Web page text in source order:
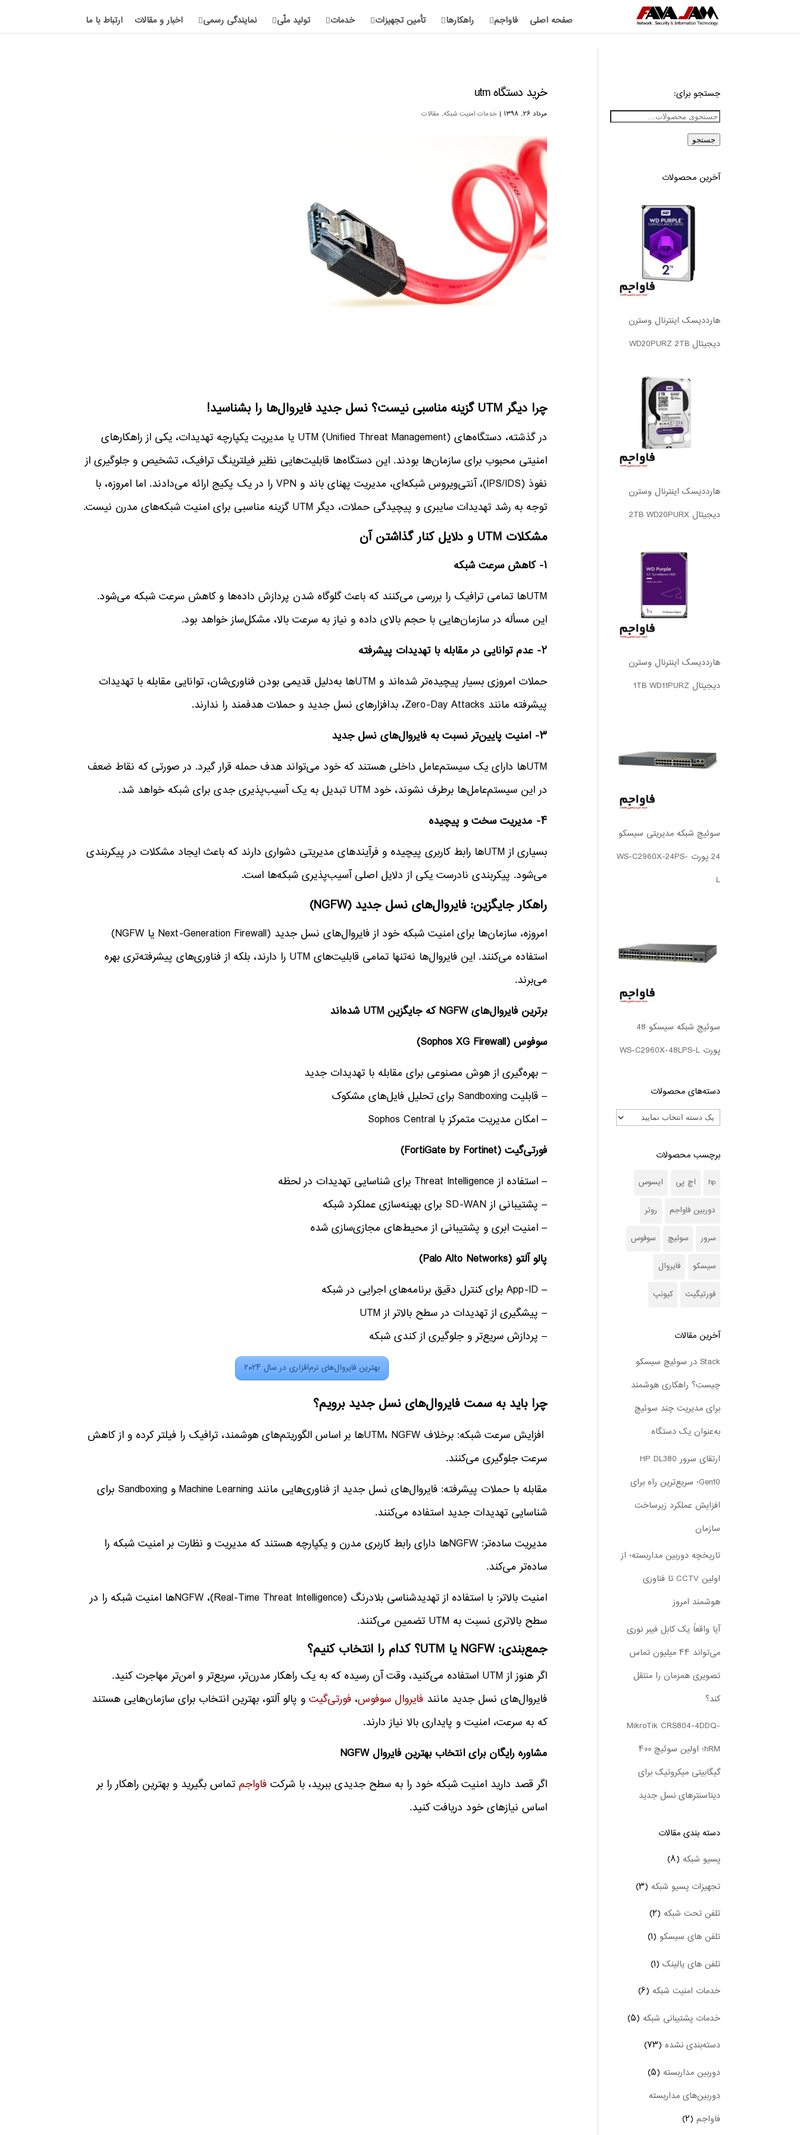
صفحه اصلی فاواجم راهکارها تأمین تجهیزات خدمات تولید ملّی نمایندگی رسمی اخبار و مقالات ارتباط با ما
خرید دستگاه utm
مرداد ۲۶, ۱۳۹۸ | خدمات امنیت شبکه, مقالات
چرا دیگر UTM گزینه مناسبی نیست؟ نسل جدید فایروال‌ها را بشناسید!
در گذشته، دستگاه‌های UTM (Unified Threat Management) یا مدیریت یکپارچه تهدیدات، یکی از راهکارهای
امنیتی محبوب برای سازمان‌ها بودند. این دستگاه‌ها قابلیت‌هایی نظیر فیلترینگ ترافیک، تشخیص و جلوگیری از
نفوذ (IPS/IDS)، آنتی‌ویروس شبکه‌ای، مدیریت پهنای باند و VPN را در یک پکیج ارائه می‌دادند. اما امروزه، با
توجه به رشد تهدیدات سایبری و پیچیدگی حملات، دیگر UTM گزینه مناسبی برای امنیت شبکه‌های مدرن نیست.
مشکلات UTM و دلایل کنار گذاشتن آن
۱- کاهش سرعت شبکه
UTM‌ها تمامی ترافیک را بررسی می‌کنند که باعث گلوگاه شدن پردازش داده‌ها و کاهش سرعت شبکه می‌شود.
این مسأله در سازمان‌هایی با حجم بالای داده و نیاز به سرعت بالا، مشکل‌ساز خواهد بود.
۲- عدم توانایی در مقابله با تهدیدات پیشرفته
حملات امروزی بسیار پیچیده‌تر شده‌اند و UTM‌ها به‌دلیل قدیمی بودن فناوری‌شان، توانایی مقابله با تهدیدات
پیشرفته مانند Zero-Day Attacks، بدافزارهای نسل جدید و حملات هدفمند را ندارند.
۳- امنیت پایین‌تر نسبت به فایروال‌های نسل جدید
UTMها دارای یک سیستم‌عامل داخلی هستند که خود می‌تواند هدف حمله قرار گیرد. در صورتی که نقاط ضعف
در این سیستم‌عامل‌ها برطرف نشوند، خود UTM تبدیل به یک آسیب‌پذیری جدی برای شبکه خواهد شد.
۴- مدیریت سخت و پیچیده
بسیاری از UTMها رابط کاربری پیچیده و فرآیندهای مدیریتی دشواری دارند که باعث ایجاد مشکلات در پیکربندی
می‌شود. پیکربندی نادرست یکی از دلایل اصلی آسیب‌پذیری شبکه‌ها است.
راهکار جایگزین: فایروال‌های نسل جدید (NGFW)
امروزه، سازمان‌ها برای امنیت شبکه خود از فایروال‌های نسل جدید (Next-Generation Firewall یا NGFW)
استفاده می‌کنند. این فایروال‌ها نه‌تنها تمامی قابلیت‌های UTM را دارند، بلکه از فناوری‌های پیشرفته‌تری بهره
می‌برند.
برترین فایروال‌های NGFW که جایگزین UTM شده‌اند
سوفوس (Sophos XG Firewall)
– بهره‌گیری از هوش مصنوعی برای مقابله با تهدیدات جدید
– قابلیت Sandboxing برای تحلیل فایل‌های مشکوک
– امکان مدیریت متمرکز با Sophos Central
فورتی‌گیت (FortiGate by Fortinet)
– استفاده از Threat Intelligence برای شناسایی تهدیدات در لحظه
– پشتیبانی از SD-WAN برای بهینه‌سازی عملکرد شبکه
– امنیت ابری و پشتیبانی از محیط‌های مجازی‌سازی شده
پالو آلتو (Palo Alto Networks)
– App-ID برای کنترل دقیق برنامه‌های اجرایی در شبکه
– پیشگیری از تهدیدات در سطح بالاتر از UTM
– پردازش سریع‌تر و جلوگیری از کندی شبکه
بهترین فایروال‌های نرم‌افزاری در سال ۲۰۲۴
چرا باید به سمت فایروال‌های نسل جدید برویم؟
افزایش سرعت شبکه: برخلاف UTM، NGFWها بر اساس الگوریتم‌های هوشمند، ترافیک را فیلتر کرده و از کاهش
سرعت جلوگیری می‌کنند.
مقابله با حملات پیشرفته: فایروال‌های نسل جدید از فناوری‌هایی مانند Machine Learning و Sandboxing برای
شناسایی تهدیدات جدید استفاده می‌کنند.
مدیریت ساده‌تر: NGFWها دارای رابط کاربری مدرن و یکپارچه هستند که مدیریت و نظارت بر امنیت شبکه را
ساده‌تر می‌کند.
امنیت بالاتر: با استفاده از تهدیدشناسی بلادرنگ (Real-Time Threat Intelligence)، NGFWها امنیت شبکه را در
سطح بالاتری نسبت به UTM تضمین می‌کنند.
جمع‌بندی: NGFW یا UTM؟ کدام را انتخاب کنیم؟
اگر هنوز از UTM استفاده می‌کنید، وقت آن رسیده که به یک راهکار مدرن‌تر، سریع‌تر و امن‌تر مهاجرت کنید.
فایروال‌های نسل جدید مانند فایروال سوفوس، فورتی‌گیتو پالو آلتو، بهترین انتخاب برای سازمان‌هایی هستند
که به سرعت، امنیت و پایداری بالا نیاز دارند.
مشاوره رایگان برای انتخاب بهترین فایروال NGFW
اگر قصد دارید امنیت شبکه خود را به سطح جدیدی ببرید، با شرکت فاواجم تماس بگیرید و بهترین راهکار را بر
اساس نیازهای خود دریافت کنید.
جستجو برای:
جستجو
آخرین محصولات
هارددیسک اینترنال وسترن
دیجیتال WD20PURZ 2TB
هارددیسک اینترنال وسترن
دیجیتال 2TB WD20PURX
هارددیسک اینترنال وسترن
دیجیتال 1TB WD11PURZ
سوئیچ شبکه مدیریتی سیسکو
24 پورت WS-C2960X-24PS-
L
سوئیچ شبکه سیسکو 48
پورت WS-C2960X-48LPS-L
دسته‌های محصولات
برچسب محصولات
hp اچ پی ایسوس
دوربین فاواجم روتر
سرور سوئیچ سوفوس
سیسکو فایروال
فورتیگیت کیونپ
آخرین مقالات
Stack در سوئیچ سیسکو
چیست؟ راهکاری هوشمند
برای مدیریت چند سوئیچ
به‌عنوان یک دستگاه
ارتقای سرور HP DL380
Gen10؛ سریع‌ترین راه برای
افزایش عملکرد زیرساخت
سازمان
تاریخچه دوربین مداربسته؛ از
اولین CCTV تا فناوری
هوشمند امروز
آیا واقعاً یک کابل فیبر نوری
می‌تواند ۴۴ میلیون تماس
تصویری همزمان را منتقل
کند؟
MikroTik CRS804-4DDQ-
hRM؛ اولین سوئیچ ۴۰۰
گیگابیتی میکروتیک برای
دیتاسنترهای نسل جدید
دسته بندی‌ مقالات
پسیو شبکه (۸)
تجهیزات پسیو شبکه (۳)
تلفن تحت شبکه (۲)
تلفن های سیسکو (۱)
تلفن های یالینک (۱)
خدمات امنیت شبکه (۶)
خدمات پشتیبانی شبکه (۵)
دسته‌بندی نشده (۷۳)
دوربین‌ مداربسته (۵)
دوربین‌های مداربسته
فاواجم (۲)